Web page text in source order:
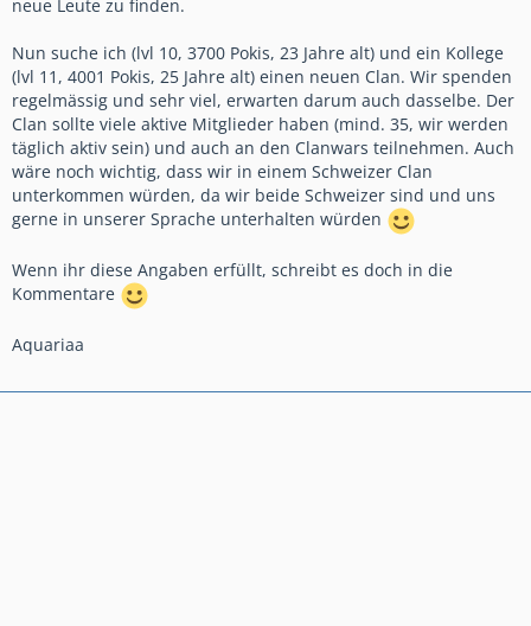
neue Leute zu finden.
Nun suche ich (lvl 10, 3700 Pokis, 23 Jahre alt) und ein Kollege
(lvl 11, 4001 Pokis, 25 Jahre alt) einen neuen Clan. Wir spenden
regelmässig und sehr viel, erwarten darum auch dasselbe. Der
Clan sollte viele aktive Mitglieder haben (mind. 35, wir werden
täglich aktiv sein) und auch an den Clanwars teilnehmen. Auch
wäre noch wichtig, dass wir in einem Schweizer Clan
unterkommen würden, da wir beide Schweizer sind und uns
gerne in unserer Sprache unterhalten würden
Wenn ihr diese Angaben erfüllt, schreibt es doch in die
Kommentare
Aquariaa